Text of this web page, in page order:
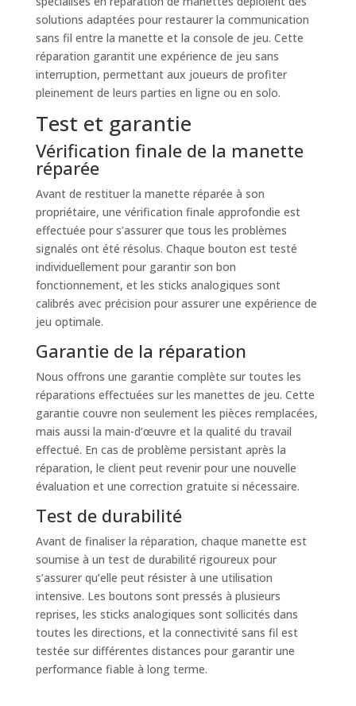
solutions adaptées pour restaurer la communication
sans fil entre la manette et la console de jeu. Cette
réparation garantit une expérience de jeu sans
interruption, permettant aux joueurs de profiter
pleinement de leurs parties en ligne ou en solo.
Test et garantie
Vérification finale de la manette
réparée
Avant de restituer la manette réparée à son
propriétaire, une vérification finale approfondie est
effectuée pour s’assurer que tous les problèmes
signalés ont été résolus. Chaque bouton est testé
individuellement pour garantir son bon
fonctionnement, et les sticks analogiques sont
calibrés avec précision pour assurer une expérience de
jeu optimale.
Garantie de la réparation
Nous offrons une garantie complète sur toutes les
réparations effectuées sur les manettes de jeu. Cette
garantie couvre non seulement les pièces remplacées,
mais aussi la main-d’œuvre et la qualité du travail
effectué. En cas de problème persistant après la
réparation, le client peut revenir pour une nouvelle
évaluation et une correction gratuite si nécessaire.
Test de durabilité
Avant de finaliser la réparation, chaque manette est
soumise à un test de durabilité rigoureux pour
s’assurer qu’elle peut résister à une utilisation
intensive. Les boutons sont pressés à plusieurs
reprises, les sticks analogiques sont sollicités dans
toutes les directions, et la connectivité sans fil est
testée sur différentes distances pour garantir une
performance fiable à long terme.